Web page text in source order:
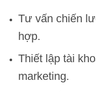
Tư vấn chiến
hợp.
Thiết lập tài
marketing.